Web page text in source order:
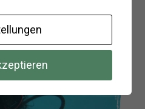
| 2.5 – 3 Stunden